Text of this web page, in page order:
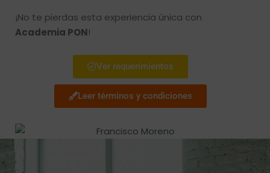
¡No te pierdas esta experiencia única con
Academia PON!
Ver requerimientos
Leer términos y condiciones